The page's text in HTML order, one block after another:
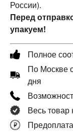
России).
Перед
упакуем!
Полное
По Москве
дня
Весь товар